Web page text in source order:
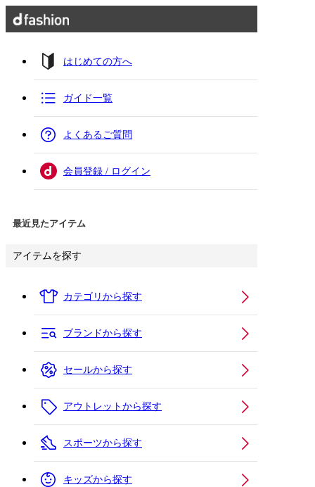
はじめての方へ
ガイド一覧
よくあるご質問
会員登録 / ログイン
最近見たアイテム
アイテムを探す
カテゴリから探す
ブランドから探す
セールから探す
アウトレットから探す
スポーツから探す
キッズから探す